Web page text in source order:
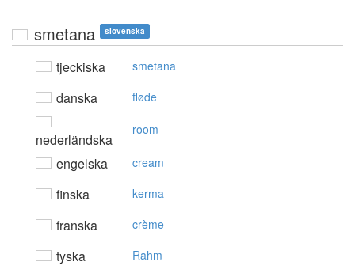
smetana slovenska
tjeckiska smetana
danska fløde
nederländska
room
engelska cream
finska kerma
franska crème
tyska Rahm